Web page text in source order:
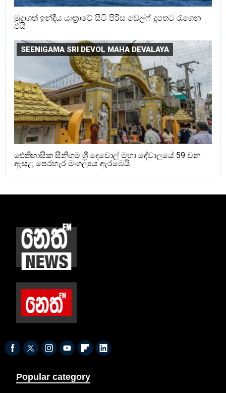
මුදාගත් ඉන්දීය යාත්‍රාවේ සිටි පිරිස ඩෙල්ෆ් දූපතට රැගෙන
එයි
SEENIGAMA SRI DEVOL MAHA DEVALAYA
ඓතිහාසික සීනිගම ශ්‍රී දෙවොල් මහා දේවාලයේ 59 වන
ඇසළ පෙරහැර මංගල්‍යය ඇරඹෙයි
Popular category